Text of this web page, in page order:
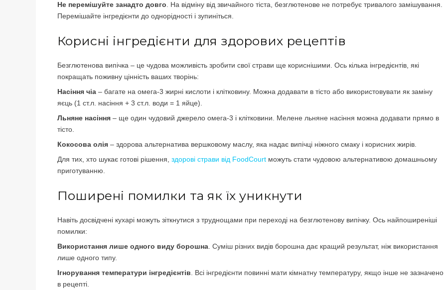
Не перемішуйте занадто довго. На відміну від звичайного тіста, безглютенове не потребує тривалого замішування.
Перемішайте інгредієнти до однорідності і зупиніться.
Корисні інгредієнти для здорових рецептів
Безглютенова випічка – це чудова можливість зробити свої страви ще кориснішими. Ось кілька інгредієнтів, які
покращать поживну цінність ваших творінь:
Насіння чіа – багате на омега-3 жирні кислоти і клітковину. Можна додавати в тісто або використовувати як заміну
яєць (1 ст.л. насіння + 3 ст.л. води = 1 яйце).
Льняне насіння – ще один чудовий джерело омега-3 і клітковини. Мелене льняне насіння можна додавати прямо в
тісто.
Кокосова олія – здорова альтернатива вершковому маслу, яка надає випічці ніжного смаку і корисних жирів.
Для тих, хто шукає готові рішення,здорові страви від FoodCourt можуть стати чудовою альтернативою домашньому
приготуванню.
Поширені помилки та як їх уникнути
Навіть досвідчені кухарі можуть зіткнутися з труднощами при переході на безглютенову випічку. Ось найпоширеніші
помилки:
Використання лише одного виду борошна. Суміш різних видів борошна дає кращий результат, ніж використання
лише одного типу.
Ігнорування температури інгредієнтів. Всі інгредієнти повинні мати кімнатну температуру, якщо інше не зазначено
в рецепті.